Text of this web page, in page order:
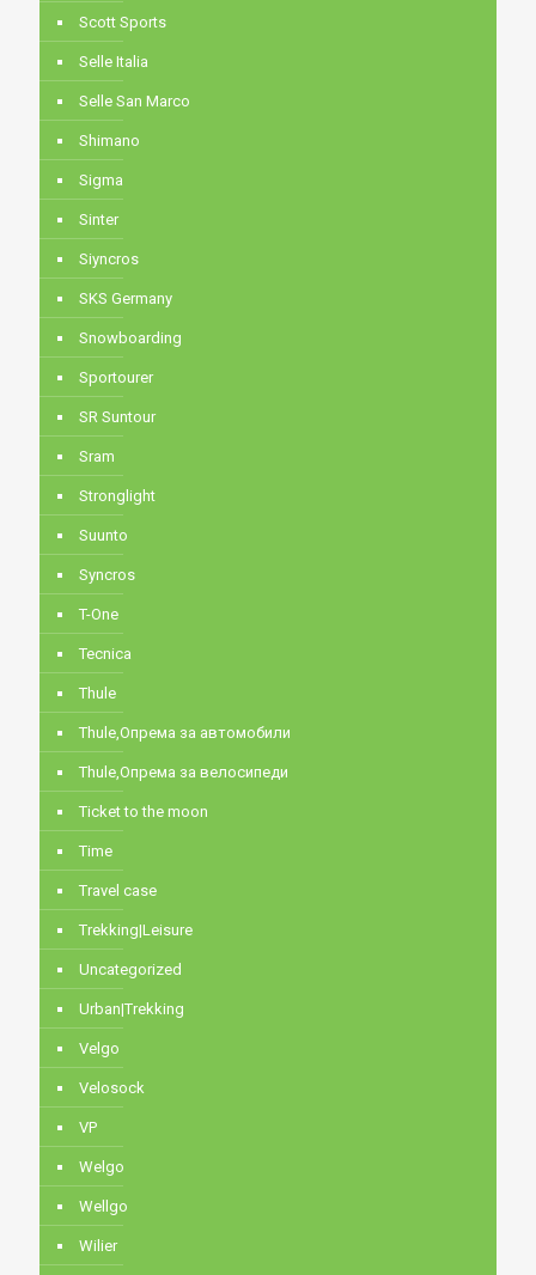
Scott Sports
Selle Italia
Selle San Marco
Shimano
Sigma
Sinter
Siyncros
SKS Germany
Snowboarding
Sportourer
SR Suntour
Sram
Stronglight
Suunto
Syncros
T-One
Tecnica
Thule
Thule,Опрема за автомобили
Thule,Опрема за велосипеди
Ticket to the moon
Time
Travel case
Trekking|Leisure
Uncategorized
Urban|Trekking
Velgo
Velosock
VP
Welgo
Wellgo
Wilier